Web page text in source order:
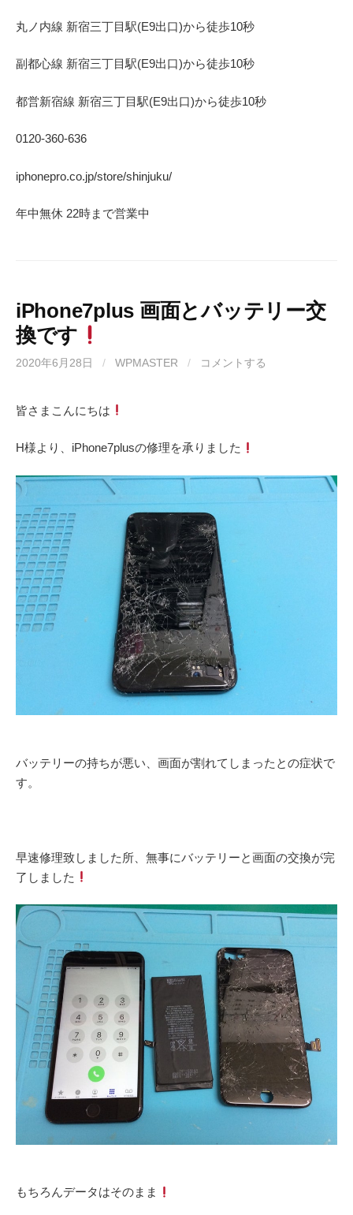
丸ノ内線 新宿三丁目駅(E9出口)から徒歩10秒
副都心線 新宿三丁目駅(E9出口)から徒歩10秒
都営新宿線 新宿三丁目駅(E9出口)から徒歩10秒
0120-360-636
iphonepro.co.jp/store/shinjuku/
年中無休 22時まで営業中
iPhone7plus 画面とバッテリー交
換です
2020年6月28日 / WPMASTER / コメントする
皆さまこんにちは
H様より、iPhone7plusの修理を承りました
バッテリーの持ちが悪い、画面が割れてしまったとの症状で
す。
早速修理致しました所、無事にバッテリーと画面の交換が完
了しました
‎もちろんデータはそのまま